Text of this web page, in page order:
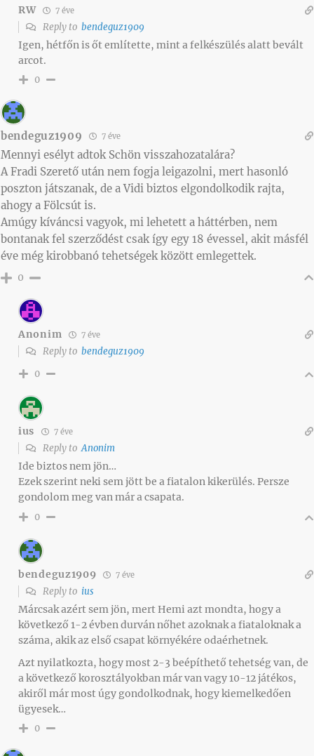
RW 7 éve
Reply to bendeguz1909
Igen, hétfőn is őt említette, mint a felkészülés alatt bevált
arcot.
0
bendeguz1909 7 éve
Mennyi esélyt adtok Schön visszahozatalára?
A Fradi Szerető után nem fogja leigazolni, mert hasonló
poszton játszanak, de a Vidi biztos elgondolkodik rajta,
ahogy a Fölcsút is.
Amúgy kíváncsi vagyok, mi lehetett a háttérben, nem
bontanak fel szerződést csak így egy 18 évessel, akit másfél
éve még kirobbanó tehetségek között emlegettek.
0
Anonim 7 éve
Reply to bendeguz1909
0
ius 7 éve
Reply toAnonim
Ide biztos nem jön…
Ezek szerint neki sem jött be a fiatalon kikerülés. Persze
gondolom meg van már a csapata.
0
bendeguz1909 7 éve
Reply to ius
Márcsak azért sem jön, mert Hemi azt mondta, hogy a
következő 1-2 évben durván nőhet azoknak a fiataloknak a
száma, akik az első csapat környékére odaérhetnek.
Azt nyilatkozta, hogy most 2-3 beépíthető tehetség van, de
a következő korosztályokban már van vagy 10-12 játékos,
akiről már most úgy gondolkodnak, hogy kiemelkedően
ügyesek…
0